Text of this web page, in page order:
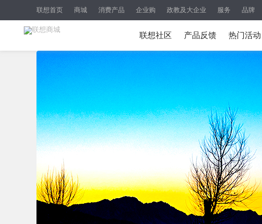
联想首页 商城 消费产品 企业购 政教及大企业 服务 品牌
联想社区 产品反馈 热门活动